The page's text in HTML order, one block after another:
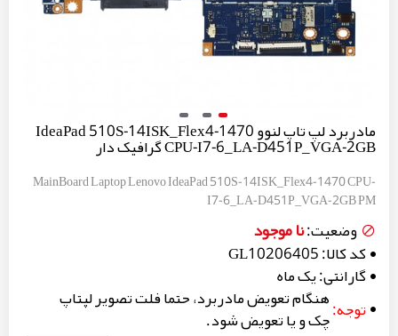
مادربرد لپ تاپ لنوو IdeaPad 510S-14ISK_Flex4-1470
CPU-I7-6_LA-D451P_VGA-2GB گرافیک دار
MainBoard Laptop Lenovo IdeaPad 510S-14ISK_Flex4-1470 CPU-
I7-6_LA-D451P_VGA-2GB PM
وضعیت:نا موجود
کد کالا:GL10206405
گارانتی:یک ماه
توجه:هنگام تعویض مادربرد، حتما فلت تصویر لپتاپ
چک و یا تعویض شود.